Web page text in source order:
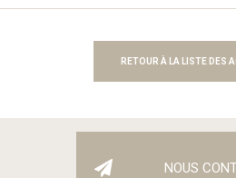
NOUS
RETOUR À LA LISTE DES